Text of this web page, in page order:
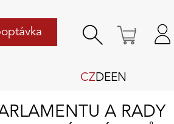
CZDEEN
A RADY